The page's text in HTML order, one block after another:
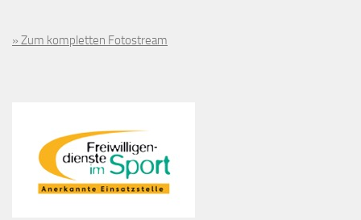
» Zum kompletten Fotostream